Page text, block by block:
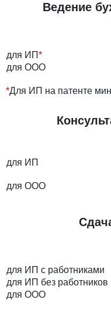
Ведение
для ИП*
для ООО
*Для ИП на патенте
для ИП
для ООО
для ИП с работниками
для ИП без работников
для ООО